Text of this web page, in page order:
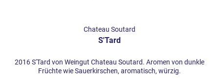
Chateau Soutard
S'Tard
2016 S'Tard von Weingut Chateau Soutard. Aromen von dunkle
Früchte wie Sauerkirschen, aromatisch, würzig.